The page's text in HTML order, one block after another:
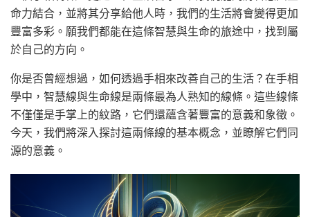
命力結合，並將其分享給他人時，我們的生活將會變得更加
豐富多彩。願我們都能在這條智慧與生命的旅途中，找到屬
於自己的方向。
你是否曾經想過，如何透過手相來改善自己的生活？在手相
學中，智慧線與生命線是兩條最為人熟知的線條。這些線條
不僅僅是手掌上的紋路，它們還蘊含著豐富的意義和象徵。
今天，我們將深入探討這兩條線的基本概念，並瞭解它們同
源的意義。